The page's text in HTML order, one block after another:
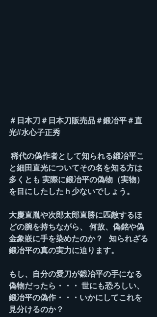
＃日本刀＃日本刀販売品＃鍛冶平＃直
光#水心子正秀
と細田直光についてその名を知る方は
多くとも 実際に鍛冶平の偽物（実物）
を目にしたしたｈ少ないでしょう。
大慶直胤や次郎太郎直勝に匹敵するほ
どの腕を持ちながら、 何故、偽銘や偽
金象嵌に手を染めたのか？   知られざる
鍛冶平の真の実力に迫ります。
もし、自分の愛刀が鍛冶平の手になる
偽物だったら・・・ 世にも恐ろしい、
鍛冶平の偽作・・・いかにしてこれを
見分けるのか？